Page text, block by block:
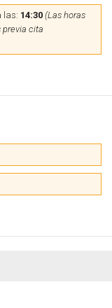
las: 14:30 (Las horas
previa cita